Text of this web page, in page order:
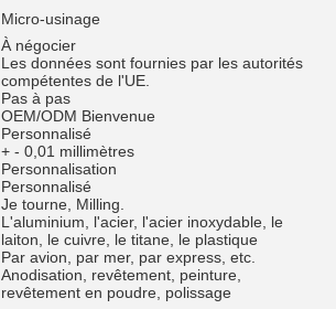
Micro-usinage
À négocier
Les données sont fournies par les autorités
compétentes de l'UE.
Pas à pas
OEM/ODM Bienvenue
Personnalisé
+ - 0,01 millimètres
Personnalisation
Personnalisé
Je tourne, Milling.
L'aluminium, l'acier, l'acier inoxydable, le
laiton, le cuivre, le titane, le plastique
Par avion, par mer, par express, etc.
Anodisation, revêtement, peinture,
revêtement en poudre, polissage